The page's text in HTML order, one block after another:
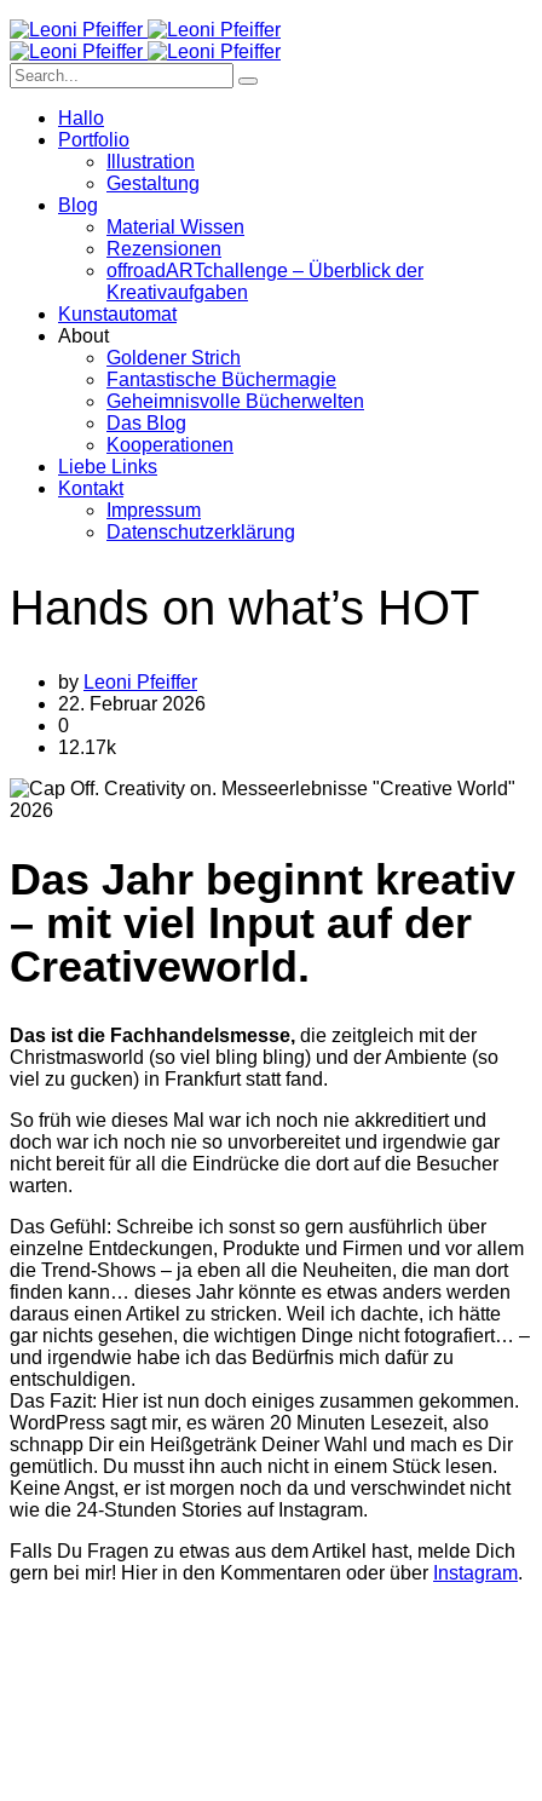
Hallo
Portfolio
Illustration
Gestaltung
Blog
Material Wissen
Rezensionen
offroadARTchallenge – Überblick der
Kreativaufgaben
Kunstautomat
About
Goldener Strich
Fantastische Büchermagie
Geheimnisvolle Bücherwelten
Das Blog
Kooperationen
Liebe Links
Kontakt
Impressum
Datenschutzerklärung
Hands on what’s HOT
by Leoni Pfeiffer
22. Februar 2026
0
12.17k
Das Jahr beginnt kreativ
– mit viel Input auf der
Creative­world.
Das ist die Fachhandelsmesse, die zeitgleich mit der
Christmas­world (so viel bling bling) und der Ambiente (so
viel zu gucken) in Frankfurt statt fand.
So früh wie dieses Mal war ich noch nie akkreditiert und
doch war ich noch nie so unvorbereitet und irgendwie gar
nicht bereit für all die Eindrücke die dort auf die Besucher
warten.
Das Gefühl: Schreibe ich sonst so gern ausführlich über
einzelne Entdeckungen, Produkte und Firmen und vor allem
die Trend-Shows – ja eben all die Neuheiten, die man dort
finden kann… dieses Jahr könnte es etwas anders werden
daraus einen Artikel zu stricken. Weil ich dachte, ich hätte
gar nichts gesehen, die wichtigen Dinge nicht fotografiert… –
und irgendwie habe ich das Bedürfnis mich dafür zu
entschuldigen.
Das Fazit: Hier ist nun doch einiges zusammen gekommen.
WordPress sagt mir, es wären 20 Minuten Lesezeit, also
schnapp Dir ein Heißgetränk Deiner Wahl und mach es Dir
gemütlich. Du musst ihn auch nicht in einem Stück lesen.
Keine Angst, er ist morgen noch da und verschwindet nicht
wie die 24-Stunden Stories auf Instagram.
Falls Du Fragen zu etwas aus dem Artikel hast, melde Dich
gern bei mir! Hier in den Kommentaren oder über Instagram.